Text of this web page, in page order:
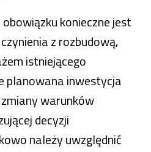
konieczne jest
z rozbudową,
istniejącego
planowana inwestycja
warunków
decyzji
należy uwzględnić